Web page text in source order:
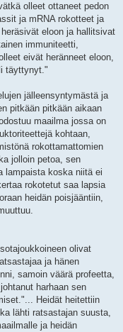
olleet ottaneet pedon
ja mRNA rokotteet ja
eloon ja hallitsivat
immuniteetti,
eivät heränneet eloon,
täyttynyt."
jälleensyntymästä ja
pitkään pitkään aikaan
maailma jossa on
kohtaan,
rokottamattomien
jolloin petoa, sen
lampaista koska niitä ei
rokotetut saa lapsia
heidän poisjääntiin,
olivat
ja hänen
samoin väärä profeetta,
harhaan sen
Heidät heitettiin
lähti ratsastajan suusta,
ja heidän